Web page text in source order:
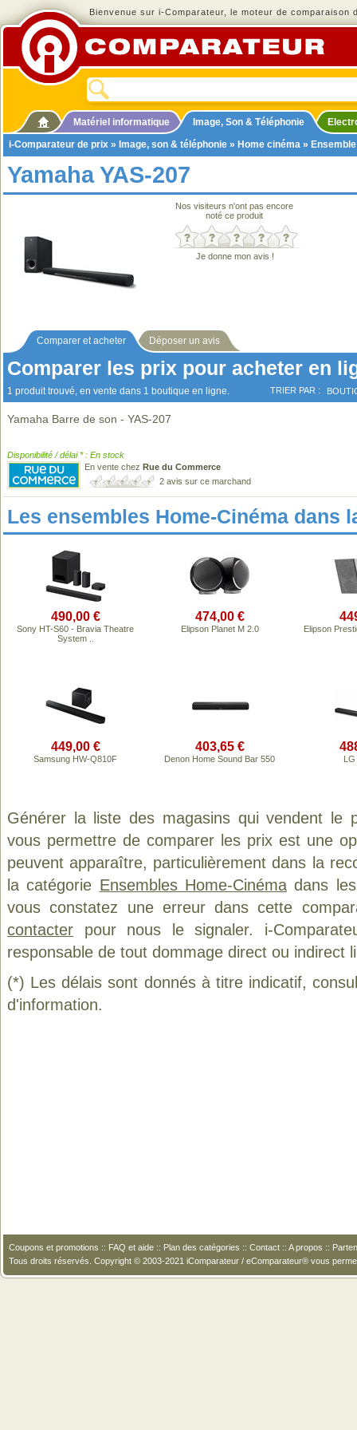
Bienvenue sur i-Comparateur, le moteur de comparaison
Matériel informatique Image, Son & Téléphonie
i-Comparateur de prix » Image, son & téléphonie » Home cinéma »
Yamaha YAS-207
Nos visiteurs n'ont pas encore
noté ce produit
Je donne mon avis !
Comparer et acheter Déposer un avis
Comparer les prix pour acheter en
1 produit trouvé, en vente dans 1 boutique en ligne. TRIER PAR :
Yamaha Barre de son - YAS-207
Disponibilité / délai * : En stock
En vente chez Rue du Commerce
2 avis sur ce marchand
Les ensembles Home-Cinéma dans
490,00 €
Sony HT-S60 - Bravia Theatre
System ..
474,00 €
Elipson Planet M 2.0 Elipson
449,00 €
Samsung HW-Q810F
403,65 €
Denon Home Sound Bar 550
Générer la liste des magasins qui vendent le
vous permettre de comparer les prix est une
peuvent apparaître, particulièrement dans la
la catégorie Ensembles Home-Cinémadans les
vous constatez une erreur dans cette
contacter pour nous le signaler. i-
responsable de tout dommage direct ou indirect
(*) Les délais sont donnés à titre indicatif,
d'information.
Coupons et promotions :: FAQ et aide :: Plan des catégories :: Contact :: A propos ::
Tous droits réservés. Copyright © 2003-2021 iComparateur / eComparateur® vous